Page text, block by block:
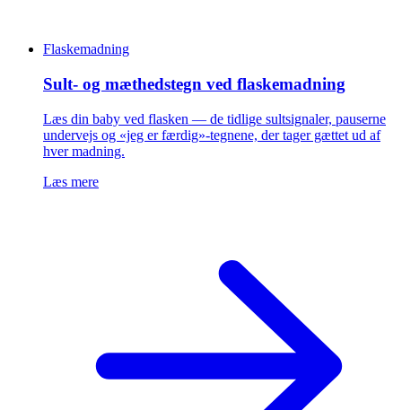
Flaskemadning
Sult- og mæthedstegn ved flaskemadning
Læs din baby ved flasken — de tidlige sultsignaler, pauserne
undervejs og «jeg er færdig»-tegnene, der tager gættet ud af
hver madning.
Læs mere